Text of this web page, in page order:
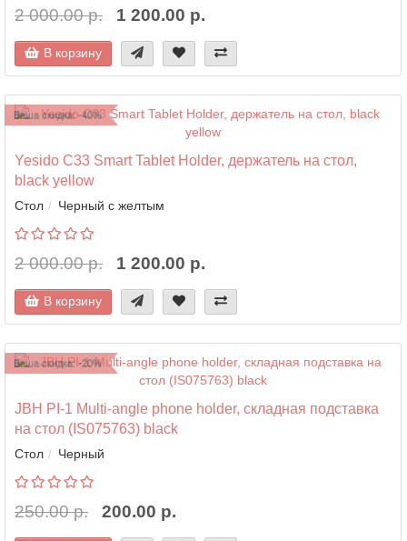
2 000.00 р. 1 200.00 р.
В корзину
Ваша скидка: -40%
Yesido C33 Smart Tablet Holder, держатель на стол,
black yellow
Стол Черный с желтым
2 000.00 р. 1 200.00 р.
В корзину
Ваша скидка: -20%
JBH PI-1 Multi-angle phone holder, складная подставка
на стол (IS075763) black
Стол Черный
250.00 р. 200.00 р.